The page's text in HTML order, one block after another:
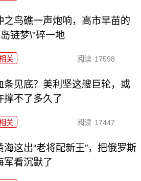
之鸟礁一声炮响，高市早苗的
链梦\"碎一地
关 阅读 17598
条见底？美利坚这艘巨轮，或
撑不了多久了
关 阅读 17447
海这出“老将配新王”，把俄罗斯
军看沉默了